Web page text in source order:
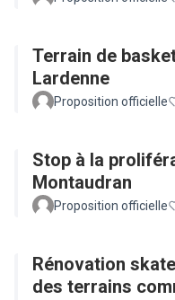
Terrain de
Lardenne
Proposition officielle
Stop à la
Montaudran
Proposition officielle
Rénovation
des terrains